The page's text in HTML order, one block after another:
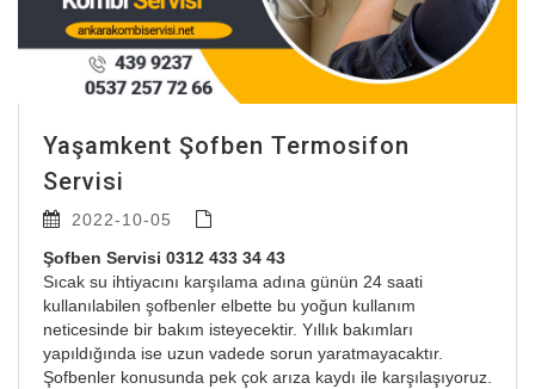
Yaşamkent Şofben Termosifon
Servisi
2022-10-05
Şofben Servisi 0312 433 34 43
Sıcak su ihtiyacını karşılama adına günün 24 saati
kullanılabilen şofbenler elbette bu yoğun kullanım
neticesinde bir bakım isteyecektir. Yıllık bakımları
yapıldığında ise uzun vadede sorun yaratmayacaktır.
Şofbenler konusunda pek çok arıza kaydı ile karşılaşıyoruz.